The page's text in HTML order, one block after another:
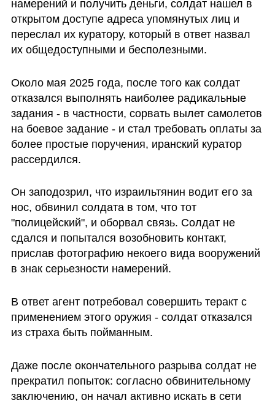
намерений и получить деньги, солдат нашел в
открытом доступе адреса упомянутых лиц и
переслал их куратору, который в ответ назвал
их общедоступными и бесполезными.
Около мая 2025 года, после того как солдат
отказался выполнять наиболее радикальные
задания - в частности, сорвать вылет самолетов
на боевое задание - и стал требовать оплаты за
более простые поручения, иранский куратор
рассердился.
Он заподозрил, что израильтянин водит его за
нос, обвинил солдата в том, что тот
"полицейский", и оборвал связь. Солдат не
сдался и попытался возобновить контакт,
прислав фотографию некоего вида вооружений
в знак серьезности намерений.
В ответ агент потребовал совершить теракт с
применением этого оружия - солдат отказался
из страха быть пойманным.
Даже после окончательного разрыва солдат не
прекратил попыток: согласно обвинительному
заключению, он начал активно искать в сети